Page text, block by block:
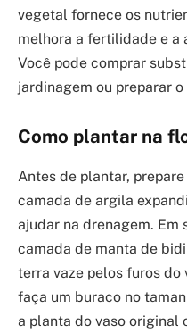
vegetal fornece os
melhora a fertilidade e a
Você pode comprar
jardinagem ou preparar o
Como plantar na
Antes de plantar,
camada de argila
ajudar na drenagem. Em
camada de manta de
terra vaze pelos furos do
faça um buraco no
a planta do vaso original